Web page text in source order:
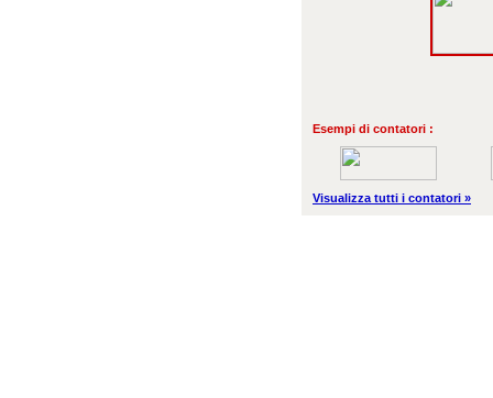
Esempi di contatori :
Visualizza tutti i contatori »